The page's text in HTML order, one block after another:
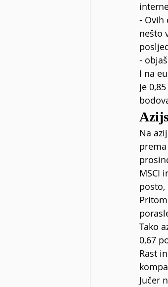
- Ovih
nešto
-
I na
je
Na
MSCI
posto,
Tako
0,67
Rast
Jučer